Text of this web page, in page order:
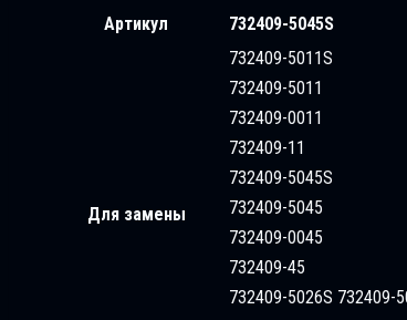
Артикул
732409-5045S
Для замены
732409-5011S
732409-5011
732409-0011
732409-11
732409-5045S
732409-5045
732409-0045
732409-45
732409-5026S 732409-